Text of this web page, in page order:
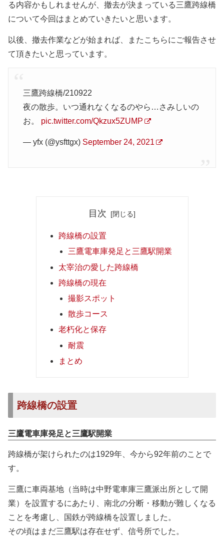
る内容かもしれませんが、撤去が決まっている三鷹跨線橋
について今回はまとめていきたいと思います。
以後、撤去作業などが始まれば、またこちらにご報告させ
て頂きたいと思っています。
三鷹跨線橋/210922
夜の散歩。いつ通れなくなるのやら…さみしいの
お。 pic.twitter.com/Qkzux5ZUMP
— yfx (@ysfttgx) September 24, 2021
目次
跨線橋の設置
三鷹電車庫発足と三鷹駅開業
太宰治の愛した跨線橋
跨線橋の現在
撮影スポット
散歩コース
老朽化と保存
耐震
まとめ
跨線橋の設置
三鷹電車庫発足と三鷹駅開業
跨線橋が架けられたのは1929年、今から92年前のことで
す。
三鷹に車両基地（当時は中野電車庫三鷹派出所として開
業）を設置するにあたり、南北の分断・移動が難しくなる
ことを考慮し、国鉄が跨線橋を設置しました。
その頃はまだ三鷹駅は存在せず、信号所でした。